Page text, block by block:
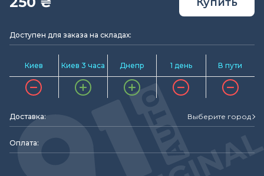
Доступен для заказа на складах:
Киев Киев 3 часа Днепр 1 день В пути
Доставка: Выберите город
Оплата: